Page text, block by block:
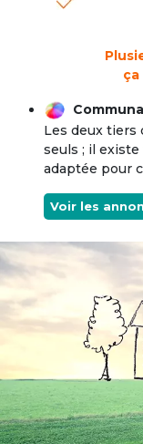
Les deux tiers
seuls ; il
adaptée pour
Voir les